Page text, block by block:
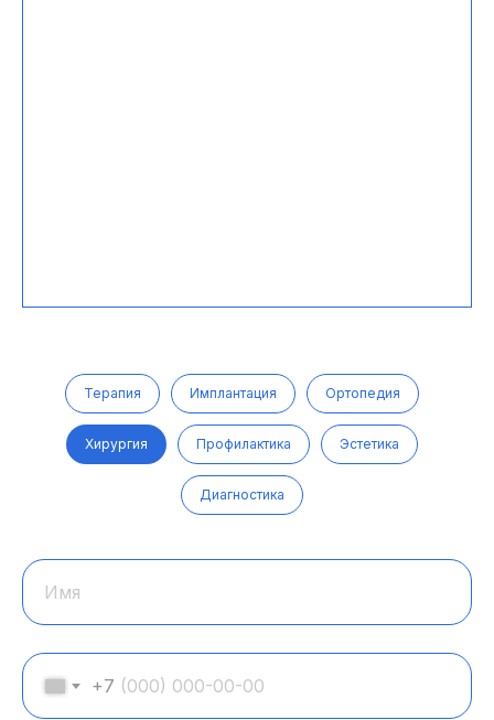
Терапия Имплантация Ортопедия
Хирургия Профилактика Эстетика
Диагностика
Имя
+7